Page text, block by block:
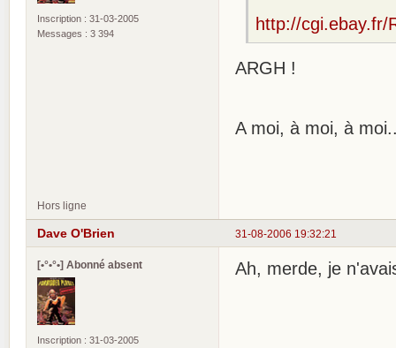
Inscription : 31-03-2005
Messages : 3 394
http://
ARGH !
A moi, à moi, à
Hors ligne
31-08-2006 19:32:21
Dave O'Brien
[•°•°•] Abonné absent
Inscription : 31-03-2005
Ah, merde, je